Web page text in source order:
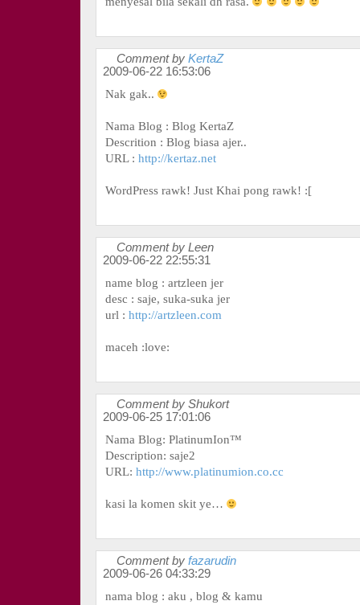
Comment by KertaZ
2009-06-22 16:53:06
Nak gak..
Nama Blog : Blog KertaZ
Descrition : Blog biasa ajer..
URL : http://kertaz.net
WordPress rawk! Just Khai pong rawk! :[
Comment by Leen
2009-06-22 22:55:31
name blog : artzleen jer
desc : saje, suka-suka jer
url : http://artzleen.com
maceh :love:
Comment by Shukort
2009-06-25 17:01:06
Nama Blog: PlatinumIon™
Description: saje2
URL: http://www.platinumion.co.cc
kasi la komen skit ye…
Comment by fazarudin
2009-06-26 04:33:29
nama blog : aku , blog & kamu